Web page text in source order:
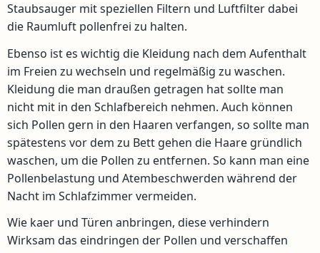
Staubsauger mit speziellen Filtern und Luftfilter dabei
die Raumluft pollenfrei zu halten.
Ebenso ist es wichtig die Kleidung nach dem Aufenthalt
im Freien zu wechseln und regelmäßig zu waschen.
Kleidung die man draußen getragen hat sollte man
nicht mit in den Schlafbereich nehmen. Auch können
sich Pollen gern in den Haaren verfangen, so sollte man
spätestens vor dem zu Bett gehen die Haare gründlich
waschen, um die Pollen zu entfernen. So kann man eine
Pollenbelastung und Atembeschwerden während der
Nacht im Schlafzimmer vermeiden.
Wie kaer und Türen anbringen, diese verhindern
Wirksam das eindringen der Pollen und verschaffen